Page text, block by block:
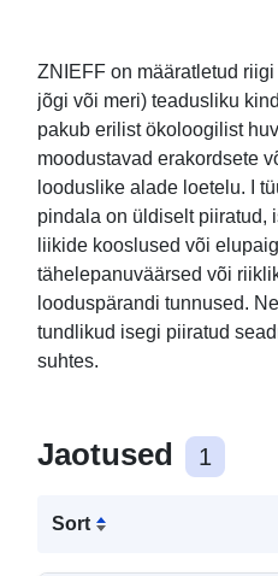
tüüp 1
ZNIEFF on määratletud
jõgi või meri) teadusliku
pakub erilist ökoloogilist
moodustavad erakordsete
looduslike alade loetelu. I
pindala on üldiselt piiratud,
liikide kooslused või
tähelepanuväärsed või
looduspärandi tunnused.
tundlikud isegi piiratud
suhtes.
Jaotused 1
Sort